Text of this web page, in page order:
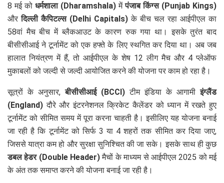
8 मई को धर्मशाला (Dharamshala) मेंपंजाब किंग्स (Punjab Kings)
औरदिल्ली कैपिटल्स (Delhi Capitals) के बीच चल रहा आईपीएल का
58वां मैच बीच में ब्लैकआउट के कारण रुक गया था। इसके तुरंत बाद
बीसीसीआई ने टूर्नामेंट को एक हफ्ते के लिए स्थगित कर दिया था। अब जब
हालात नियंत्रण में हैं, तो आईपीएल के शेष 12 लीग मैच और 4 प्लेऑफ
मुकाबलों को जल्दी से जल्दी आयोजित करने की योजना पर काम हो रहा है।
सूत्रों के अनुसार,बीसीसीआई (BCCI) टीम इंडिया के आगामीइंग्लैंड
(England) दौरे और इंटरनेशनल क्रिकेट कैलेंडर को ध्यान में रखते हुए
टूर्नामेंट को सीमित समय में पूरा करना चाहती है। इसीलिए यह योजना बनाई
जा रही है कि टूर्नामेंट को सिर्फ 3 या 4 शहरों तक सीमित कर दिया जाए,
जिससे यात्रा कम हो और सुरक्षा सुनिश्चित की जा सके। इसके साथ ही कुछ
डबल हेडर (Double Header)मैचों के माध्यम से आईपीएल 2025 को मई
के अंत तक समाप्त करने की योजना बनाई जा रही है।